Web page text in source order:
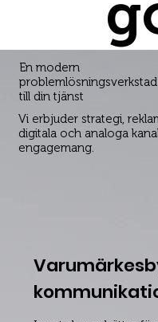
En modern
problemlösningsverkstad
till din tjänst
Vi erbjuder strategi,
digitala och analoga
engagemang.